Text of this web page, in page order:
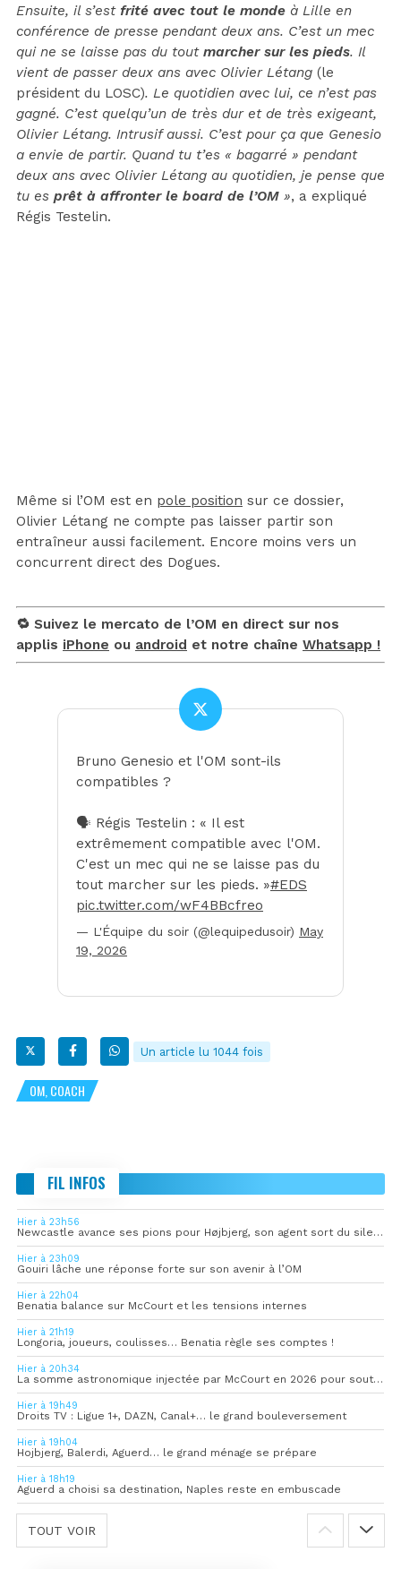
Ensuite, il s’est frité avec tout le monde à Lille en
conférence de presse pendant deux ans. C’est un mec
qui ne se laisse pas du tout marcher sur les pieds. Il
vient de passer deux ans avec Olivier Létang (le
président du LOSC). Le quotidien avec lui, ce n’est pas
gagné. C’est quelqu’un de très dur et de très exigeant,
Olivier Létang. Intrusif aussi. C’est pour ça que Genesio
a envie de partir. Quand tu t’es « bagarré » pendant
deux ans avec Olivier Létang au quotidien, je pense que
tu es prêt à affronter le board de l’OM », a expliqué
Régis Testelin.
Même si l’OM est en pole position sur ce dossier,
Olivier Létang ne compte pas laisser partir son
entraîneur aussi facilement. Encore moins vers un
concurrent direct des Dogues.
🔁 Suivez le mercato de l’OM en direct sur nos
applis iPhone ou android et notre chaîne Whatsapp !
Bruno Genesio et l'OM sont-ils
compatibles ?
🗣️ Régis Testelin : « Il est
extrêmement compatible avec l'OM.
C'est un mec qui ne se laisse pas du
tout marcher sur les pieds. »#EDS
pic.twitter.com/wF4BBcfreo
— L'Équipe du soir (@lequipedusoir) May
19, 2026
Un article lu 1044 fois
OM, COACH
FIL INFOS
Hier à 23h56
Newcastle avance ses pions pour Højbjerg, son agent sort du silence
Hier à 23h09
Gouiri lâche une réponse forte sur son avenir à l’OM
Hier à 22h04
Benatia balance sur McCourt et les tensions internes
Hier à 21h19
Longoria, joueurs, coulisses… Benatia règle ses comptes !
Hier à 20h34
La somme astronomique injectée par McCourt en 2026 pour soutenir l’OM
Hier à 19h49
Droits TV : Ligue 1+, DAZN, Canal+… le grand bouleversement
Hier à 19h04
Hojbjerg, Balerdi, Aguerd… le grand ménage se prépare
Hier à 18h19
Aguerd a choisi sa destination, Naples reste en embuscade
TOUT VOIR